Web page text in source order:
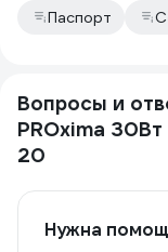
Паспорт
Вопросы и
PROxima
20
Нужна